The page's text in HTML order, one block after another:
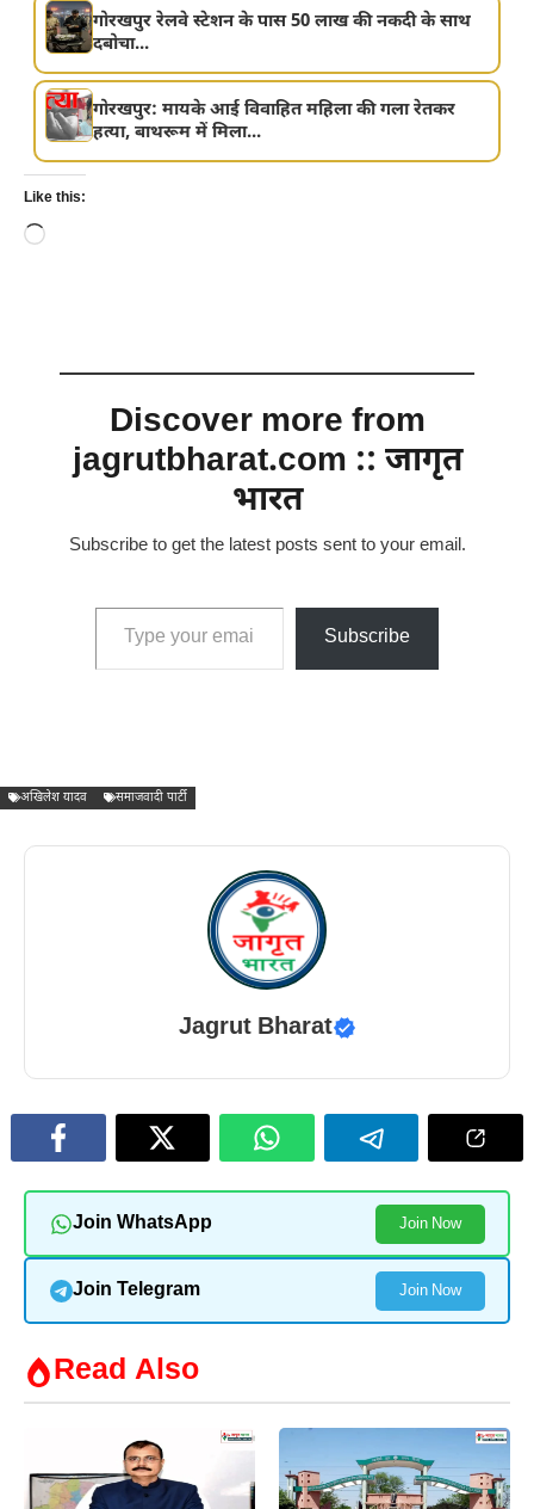
गोरखपुर रेलवे स्टेशन के पास 50 लाख की नकदी के साथ
दबोचा...
गोरखपुर: मायके आई विवाहित महिला की गला रेतकर
हत्या, बाथरूम में मिला...
Like this:
Loading…
Discover more from
jagrutbharat.com :: जागृत
भारत
Subscribe to get the latest posts sent to your email.
Type your email…
Subscribe
अखिलेश यादव समाजवादी पार्टी
Jagrut Bharat
Join WhatsApp Join Now
Join Telegram Join Now
Read Also